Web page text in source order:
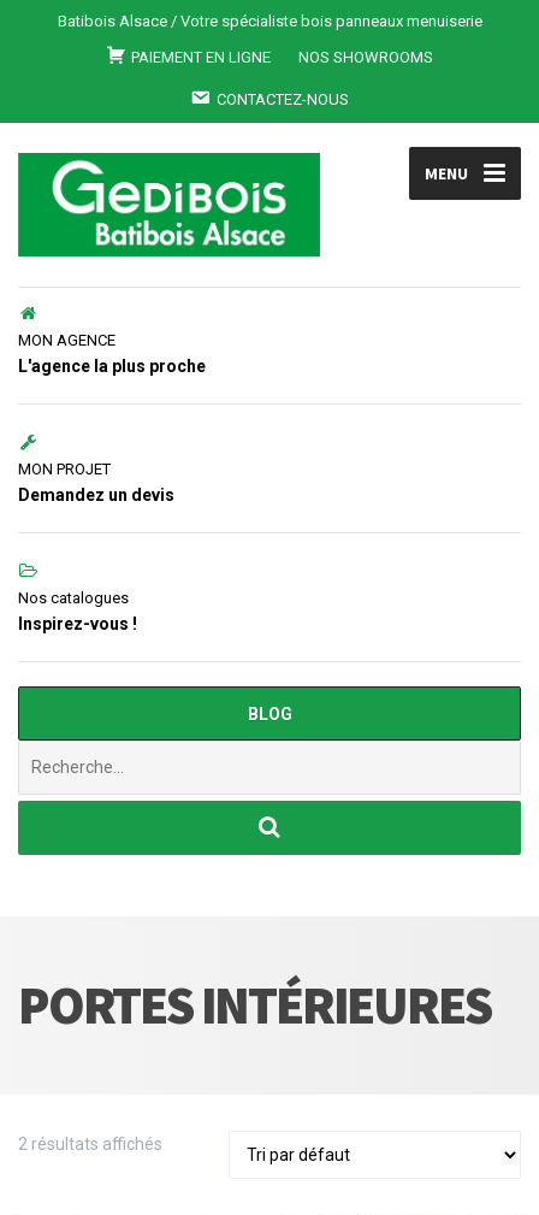
Batibois Alsace / Votre spécialiste bois panneaux menuiserie
PAIEMENT EN LIGNE
NOS SHOWROOMS
CONTACTEZ-NOUS
MENU
MON AGENCE
L'agence la plus proche
MON PROJET
Demandez un devis
Nos catalogues
Inspirez-vous !
BLOG
PORTES INTÉRIEURES
2 résultats affichés